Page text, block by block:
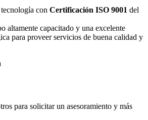
con Certificación ISO 9001 del
altamente capacitado y una excelente
para proveer servicios de buena calidad y
para solicitar un asesoramiento y más